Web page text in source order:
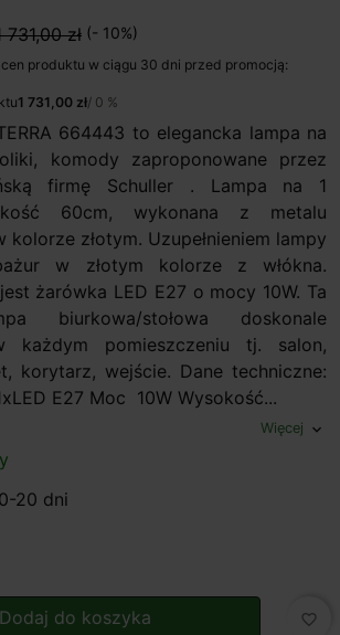
731,00 zł (- 10%)
produktu w ciągu 30 dni przed promocją:
1 731,00 zł/ 0 %
664443 to elegancka lampa na
komody zaproponowane przez
firmę Schuller . Lampa na 1
60cm, wykonana z metalu
złotym. Uzupełnieniem lampy
w złotym kolorze z włókna.
żarówka LED E27 o mocy 10W. Ta
biurkowa/stołowa doskonale
każdym pomieszczeniu tj. salon,
korytarz, wejście. Dane techniczne:
E27 Moc 10W Wysokość...
Więcej expand_more
20 dni
Dodaj do koszyka favorite_border